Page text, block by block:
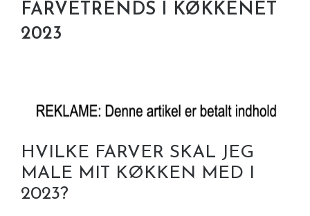
FARVETRENDS I KØKKENET
2023
HVILKE FARVER SKAL JEG
MALE MIT KØKKEN MED I
2023?